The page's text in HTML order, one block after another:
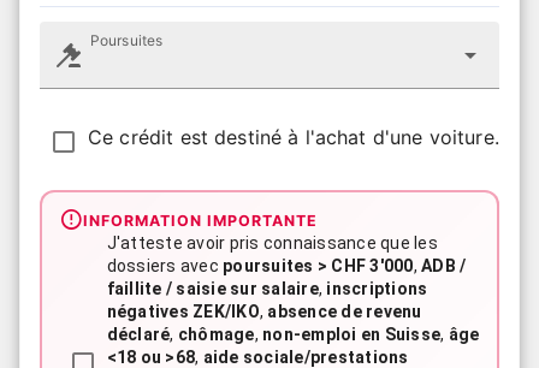
Poursuites
Ce crédit est destiné à l'achat d'une voiture.
INFORMATION IMPORTANTE
J'atteste avoir pris connaissance que les
dossiers avec poursuites > CHF 3'000, ADB /
faillite / saisie sur salaire, inscriptions
négatives ZEK/IKO, absence de revenu
déclaré, chômage, non-emploi en Suisse, âge
<18 ou >68, aide sociale/prestations